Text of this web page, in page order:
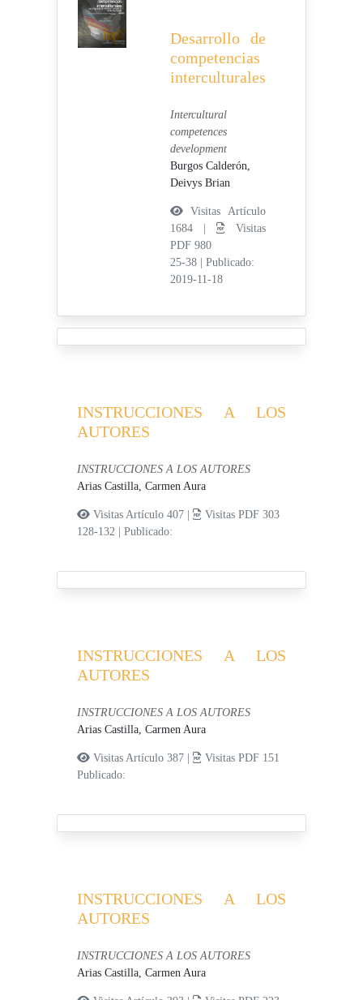
Desarrollo de
competencias
interculturales
Intercultural
competences
development
Burgos Calderón,
Deivys Brian
Visitas Artículo
1684 |
Visitas
PDF 980
25-38
Publicado:
2019-11-18
INSTRUCCIONES A LOS
AUTORES
INSTRUCCIONES A LOS AUTORES
Arias Castilla, Carmen Aura
Visitas Artículo 407 |
Visitas PDF 303
128-132
|Publicado:
INSTRUCCIONES A LOS
AUTORES
INSTRUCCIONES A LOS AUTORES
Arias Castilla, Carmen Aura
Visitas Artículo 387 |
Visitas PDF 151
Publicado:
INSTRUCCIONES A LOS
AUTORES
INSTRUCCIONES A LOS AUTORES
Arias Castilla, Carmen Aura